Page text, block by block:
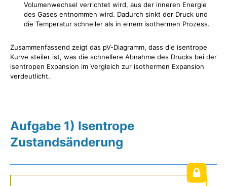
Volumenwechsel verrichtet wird, aus der inneren Energie
des Gases entnommen wird. Dadurch sinkt der Druck und
die Temperatur schneller als in einem isothermen Prozess.
Zusammenfassend zeigt das pV-Diagramm, dass die isentrope
Kurve steiler ist, was die schnellere Abnahme des Drucks bei der
isentropen Expansion im Vergleich zur isothermen Expansion
verdeutlicht.
Aufgabe 1) Isentrope
Zustandsänderung